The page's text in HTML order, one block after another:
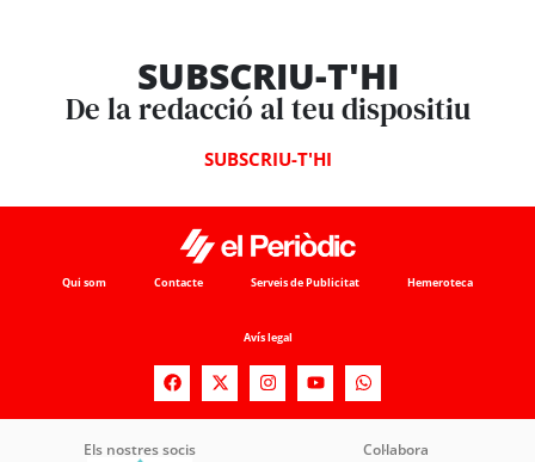
SUBSCRIU-T'HI
De la redacció al teu dispositiu
SUBSCRIU-T'HI
Qui som Contacte Serveis de Publicitat Hemeroteca
Avís legal
Els nostres socis Col·labora